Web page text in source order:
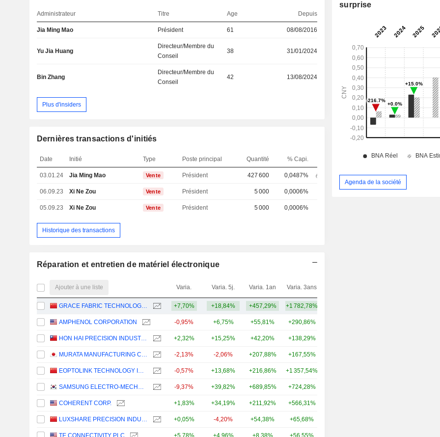
Administrateur Titre Age Depuis
Jia Ming Mao Président 61 08/08/2016
Yu Jia Huang
Directeur/Membre du
Conseil
38 31/01/2024
Bin Zhang
Directeur/Membre du
Conseil
42 13/08/2024
Plus d'insiders
Dernières transactions d'initiés
Date Initié Type Poste principal Quantité % Capi.
03.01.24 Jia Ming Mao Vente Président 427 600 0,0487%
06.09.23 Xi Ne Zou Vente Président 5 000 0,0006%
05.09.23 Xi Ne Zou Vente Président 5 000 0,0006%
Historique des transactions
Réparation et entretien de matériel électronique
Ajouter à une liste Varia. Varia. 5j. Varia. 1an Varia. 3ans
GRACE FABRIC TECHNOLOGY CO.,LTD. +7,70% +18,84% +457,29% +1 782,78%
AMPHENOL CORPORATION -0,95% +6,75% +55,81% +290,86%
HON HAI PRECISION INDUSTRY CO., LTD. +2,32% +15,25% +42,20% +138,29%
MURATA MANUFACTURING CO., LTD. -2,13% -2,06% +207,88% +167,55%
EOPTOLINK TECHNOLOGY INC., LTD. -0,57% +13,68% +216,86% +1 357,54%
SAMSUNG ELECTRO-MECHANICS CO., LTD. -9,37% +39,82% +689,85% +724,28%
COHERENT CORP. +1,83% +34,19% +211,92% +566,31%
LUXSHARE PRECISION INDUSTRY CO., LTD. +0,05% -4,20% +54,38% +65,68%
surprise
Agenda de la société